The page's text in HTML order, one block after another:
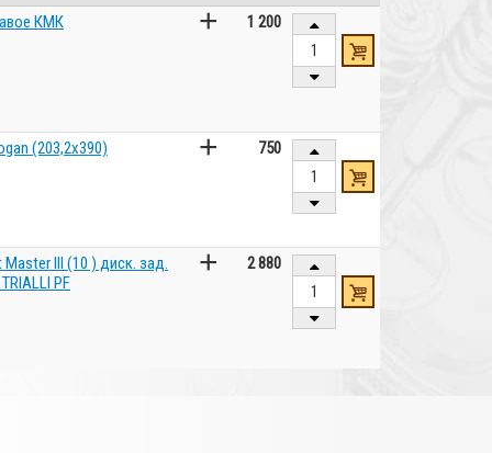
КМК + 1 200
(203,2x390) + 750
III (10 ) диск. зад.
PF
+ 2 880